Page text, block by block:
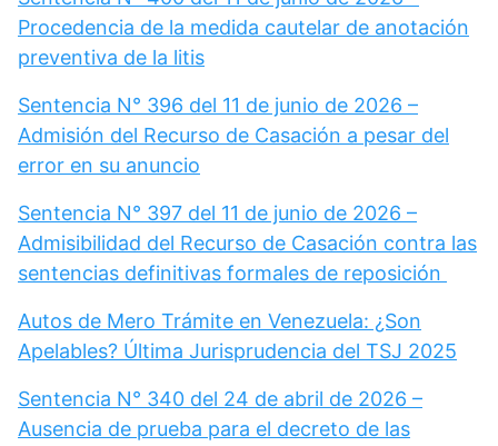
Procedencia de la medida cautelar de anotación
preventiva de la litis
Sentencia N° 396 del 11 de junio de 2026 –
Admisión del Recurso de Casación a pesar del
error en su anuncio
Sentencia N° 397 del 11 de junio de 2026 –
Admisibilidad del Recurso de Casación contra las
sentencias definitivas formales de reposición
Autos de Mero Trámite en Venezuela: ¿Son
Apelables? Última Jurisprudencia del TSJ 2025
Sentencia N° 340 del 24 de abril de 2026 –
Ausencia de prueba para el decreto de las